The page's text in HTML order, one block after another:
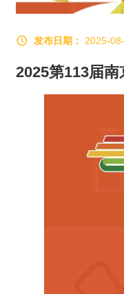
发布日期： 2025-
2025第113届